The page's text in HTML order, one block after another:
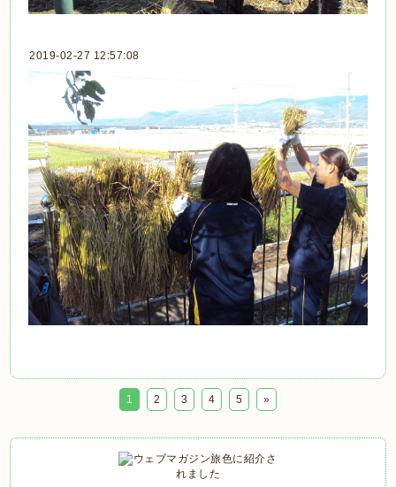
2019-02-27 12:57:08
1 2 3 4 5 »